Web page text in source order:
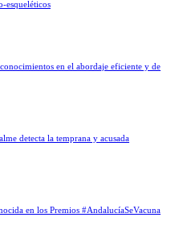
esqueléticos
en el abordaje eficiente y de
detecta la temprana y acusada
en los Premios #AndalucíaSeVacuna